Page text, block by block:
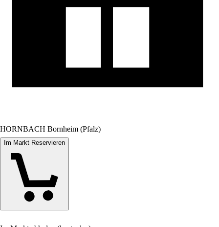
HORNBACH Bornheim (Pfalz)
Im Markt Reservieren